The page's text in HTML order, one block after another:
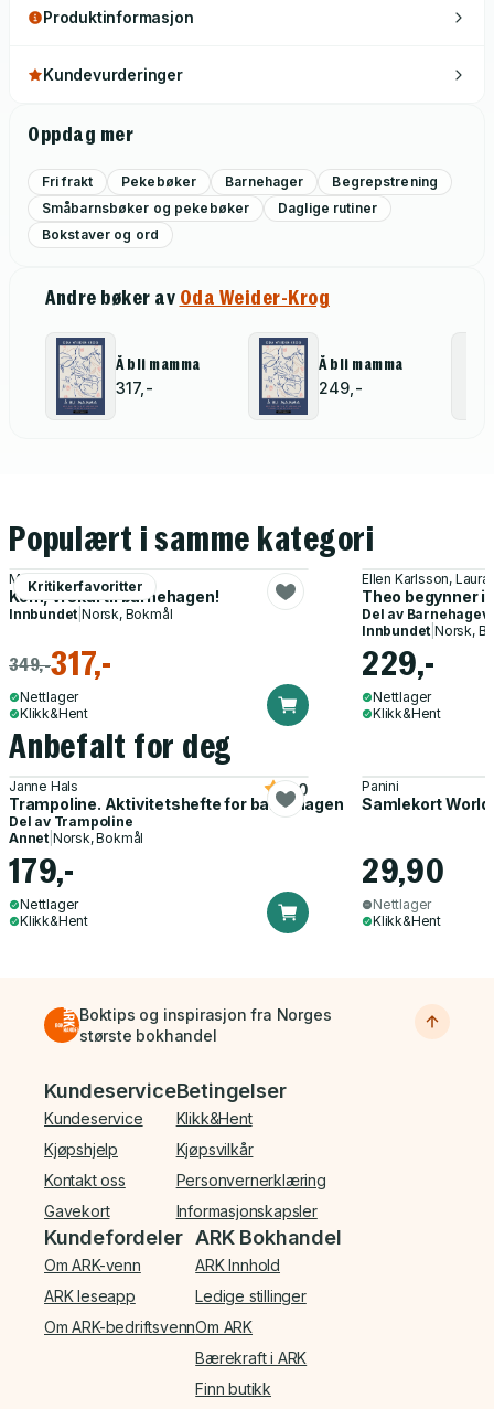
Produktinformasjon
Kundevurderinger
Oppdag mer
Fri frakt Pekebøker Barnehager
Begrepstrening
Småbarnsbøker og pekebøker
Daglige rutiner
Bokstaver og ord
Andre bøker av Oda Weider-Krog
Å bli mamma
317,-
Å bli mamma
249,-
Populært i samme kategori
Kritikerfavoritter
Magnhild Winsnes
Kom, vi skal til barnehagen!
Innbundet |Norsk, Bokmål
349,-317,-
Nettlager
Klikk&Hent
Ellen Karlsson,
Theo begynner i
Del av
Innbundet Norsk,
229,-
Nettlager
Klikk&Hent
Anbefalt for deg
Janne Hals
Trampoline. Aktivitetshefte for barnehagen
5.0
Del av Trampoline
Annet Norsk, Bokmål
179,-
Nettlager
Klikk&Hent
Panini
Samlekort
29,90
Nettlager
Klikk&Hent
Boktips og inspirasjon fra Norges
største bokhandel
Bunnmeny
Kundeservice
Kundeservice
Kjøpshjelp
Kontakt oss
Gavekort
Betingelser
Klikk&Hent
Kjøpsvilkår
Personvernerklæring
Informasjonskapsler
Kundefordeler
Om ARK-venn
ARK leseapp
Om ARK-bedriftsvenn
ARK Bokhandel
ARK Innhold
Ledige stillinger
Om ARK
Bærekraft i ARK
Finn butikk